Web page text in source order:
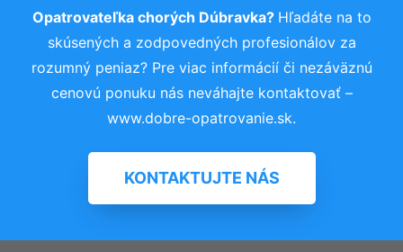
Opatrovateľka chorých Dúbravka? Hľadáte na to
skúsených a zodpovedných profesionálov za
rozumný peniaz? Pre viac informácií či nezáväznú
cenovú ponuku nás neváhajte kontaktovať –
www.dobre-opatrovanie.sk.
KONTAKTUJTE NÁS